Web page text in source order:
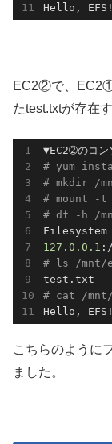
Hello, EFS!
EC2②で、EC2①
たtest.txtが存在
# yum
# mkdir /
# mount -t
# df -h /
127.0 .0 .1
# ls /mnt/efs/
# cat /
Hello, EFS!
こちらのように
ました。